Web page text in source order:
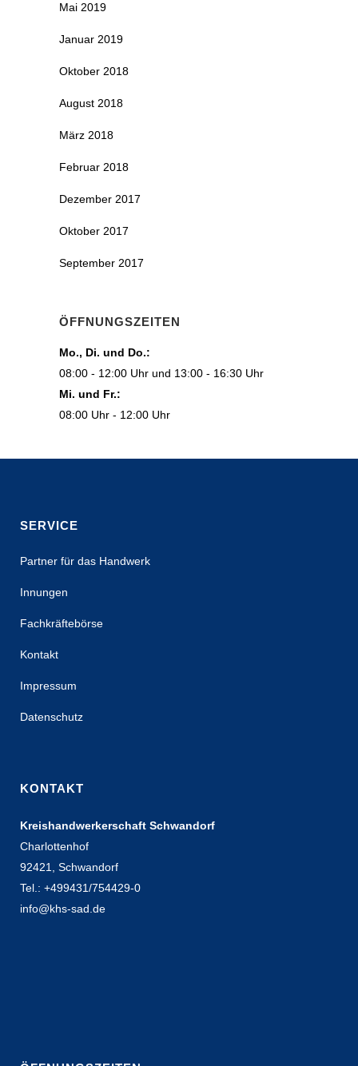
Mai 2019
Januar 2019
Oktober 2018
August 2018
März 2018
Februar 2018
Dezember 2017
Oktober 2017
September 2017
ÖFFNUNGSZEITEN
Mo., Di. und Do.:
08:00 - 12:00 Uhr und 13:00 - 16:30 Uhr
Mi. und Fr.:
08:00 Uhr - 12:00 Uhr
SERVICE
Partner für das Handwerk
Innungen
Fachkräftebörse
Kontakt
Impressum
Datenschutz
KONTAKT
Kreishandwerkerschaft Schwandorf
Charlottenhof
92421, Schwandorf
Tel.: +499431/754429-0
info@khs-sad.de